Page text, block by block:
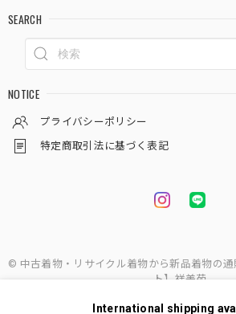
SEARCH
NOTICE
プライバシーポリシー
特定商取引法に基づく表記
© 中古着物・リサイクル着物から新品着物の
ト】祥美苑
International shipping